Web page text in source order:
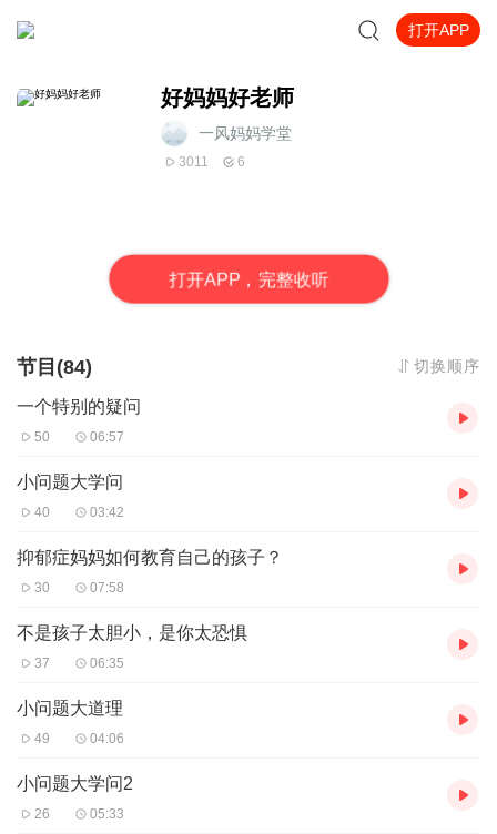
打开APP
好妈妈好老师
一风妈妈学堂
3011 6
打开APP，完整收听
节目(84) 切换顺序
一个特别的疑问
50 06:57
小问题大学问
40 03:42
抑郁症妈妈如何教育自己的孩子？
30 07:58
不是孩子太胆小，是你太恐惧
37 06:35
小问题大道理
49 04:06
小问题大学问2
26 05:33